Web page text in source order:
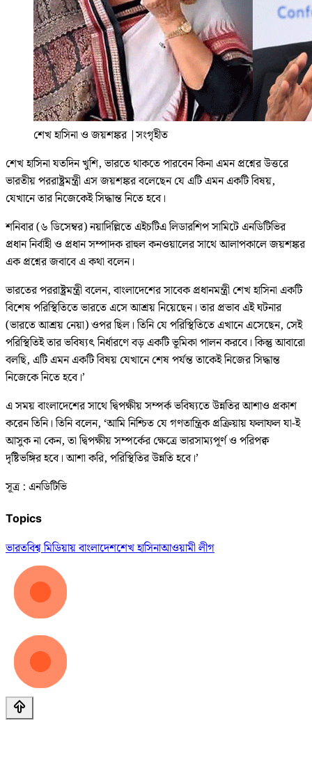
শেখ হাসিনা ও জয়শঙ্কর |সংগৃহীত
শেখ হাসিনা যতদিন খুশি, ভারতে থাকতে পারবেন কিনা এমন প্রশ্নের উত্তরে
ভারতীয় পররাষ্ট্রমন্ত্রী এস জয়শঙ্কর বলেছেন যে এটি এমন একটি বিষয়,
যেখানে তার নিজেকেই সিদ্ধান্ত নিতে হবে।
শনিবার (৬ ডিসেম্বর) নয়াদিল্লিতে এইচটিএ লিডারশিপ সামিটে এনডিটিভির
প্রধান নির্বাহী ও প্রধান সম্পাদক রাহুল কনওয়ালের সাথে আলাপকালে জয়শঙ্কর
এক প্রশ্নের জবাবে এ কথা বলেন।
ভারতের পররাষ্ট্রমন্ত্রী বলেন, বাংলাদেশের সাবেক প্রধানমন্ত্রী শেখ হাসিনা একটি
বিশেষ পরিস্থিতিতে ভারতে এসে আশ্রয় নিয়েছেন। তার প্রভাব এই ঘটনার
(ভারতে আশ্রয় নেয়া) ওপর ছিল। তিনি যে পরিস্থিতিতে এখানে এসেছেন, সেই
পরিস্থিতিই তার ভবিষ্যৎ নির্ধারণে বড় একটি ভূমিকা পালন করবে। কিন্তু আবারো
বলছি, এটি এমন একটি বিষয় যেখানে শেষ পর্যন্ত তাকেই নিজের সিদ্ধান্ত
নিজেকে নিতে হবে।’
এ সময় বাংলাদেশের সাথে দ্বিপক্ষীয় সম্পর্ক ভবিষ্যতে উন্নতির আশাও প্রকাশ
করেন তিনি। তিনি বলেন, ‘আমি নিশ্চিত যে গণতান্ত্রিক প্রক্রিয়ায় ফলাফল যা-ই
আসুক না কেন, তা দ্বিপক্ষীয় সম্পর্কের ক্ষেত্রে ভারসাম্যপূর্ণ ও পরিপক্ব
দৃষ্টিভঙ্গির হবে। আশা করি, পরিস্থিতির উন্নতি হবে।’
সূত্র : এনডিটিভি
Topics
ভারতবিশ্ব মিডিয়ায় বাংলাদেশশেখ হাসিনাআওয়ামী লীগ